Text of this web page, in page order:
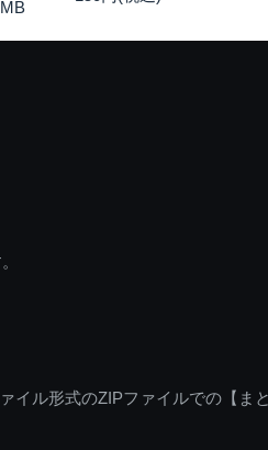
ル形式のZIPファイルでの【ま